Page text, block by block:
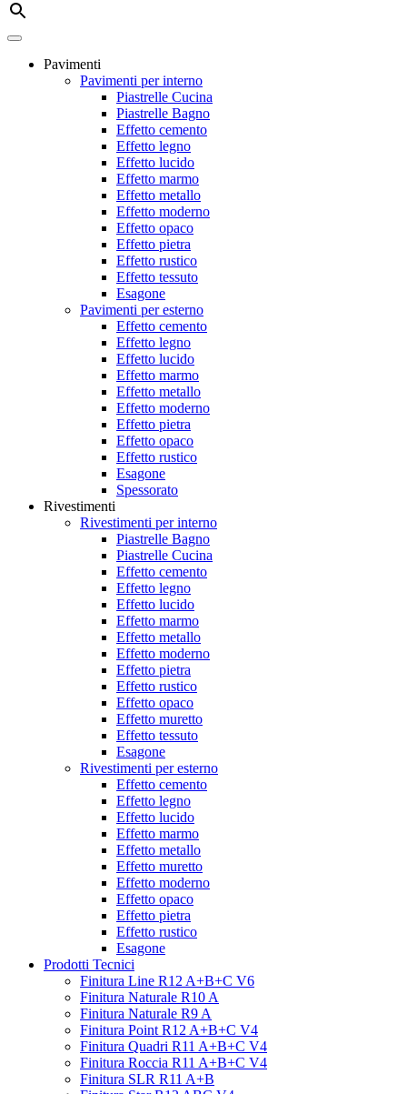
Pavimenti
Pavimenti per interno
Piastrelle Cucina
Piastrelle Bagno
Effetto cemento
Effetto legno
Effetto lucido
Effetto marmo
Effetto metallo
Effetto moderno
Effetto opaco
Effetto pietra
Effetto rustico
Effetto tessuto
Esagone
Pavimenti per esterno
Effetto cemento
Effetto legno
Effetto lucido
Effetto marmo
Effetto metallo
Effetto moderno
Effetto pietra
Effetto opaco
Effetto rustico
Esagone
Spessorato
Rivestimenti
Rivestimenti per interno
Piastrelle Bagno
Piastrelle Cucina
Effetto cemento
Effetto legno
Effetto lucido
Effetto marmo
Effetto metallo
Effetto moderno
Effetto pietra
Effetto rustico
Effetto opaco
Effetto muretto
Effetto tessuto
Esagone
Rivestimenti per esterno
Effetto cemento
Effetto legno
Effetto lucido
Effetto marmo
Effetto metallo
Effetto muretto
Effetto moderno
Effetto opaco
Effetto pietra
Effetto rustico
Esagone
Prodotti Tecnici
Finitura Line R12 A+B+C V6
Finitura Naturale R10 A
Finitura Naturale R9 A
Finitura Point R12 A+B+C V4
Finitura Quadri R11 A+B+C V4
Finitura Roccia R11 A+B+C V4
Finitura SLR R11 A+B